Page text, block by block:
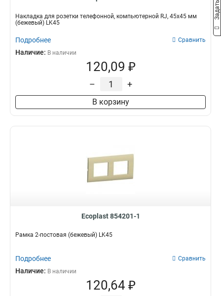
Накладка для розетки телефонной, компьютерной RJ, 45х45 мм
(бежевый) LK45
Подробнее Сравнить
Наличие: В наличии
120,09 ₽
– +
В корзину
Ecoplast 854201-1
Рамка 2-постовая (бежевый) LK45
Подробнее Сравнить
Наличие: В наличии
120,64 ₽